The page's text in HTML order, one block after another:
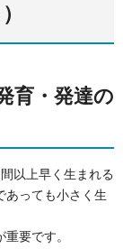
育・発達の
以上早く生まれる
あっても小さく生
要です。